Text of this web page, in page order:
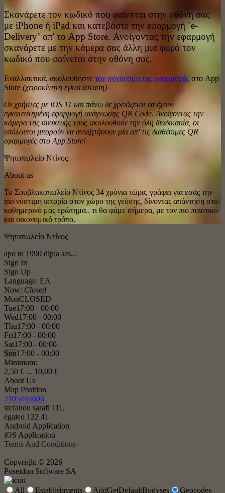
Σκανάρετε τον κωδικό που φαίνεται στην οθόνη σας
με iPhone ή iPad και κατεβάστε την εφαρμογή `e-
Delivery` απ' το App Store. Ανοίγοντας την εφαρμογή
σκανάρετε με την κάμερα σας άλλη μια φορά τον
κωδικό που φαίνεται στην οθόνη σας.
Εναλλακτικά, ακολουθήστε τον σύνδεσμο της εφαρμογής στο App
Store (χειροκίνητη εγκατάσταση)
Οι χρήστες με iOS 11 και πάνω δε χρειάζεται να έχουν
εγκατεστημένη εφαρμογή ανάγνωσης QR Code. Ανοίγοντας την
κάμερα της συσκευής τους ακολουθούν την όλη διαδικασία, οι
υπόλοιποι μπορούν να αναζητήσουν μία απ' τις διαθέσιμες QR
εφαρμογές στο App Store!
Ψητοπωλείο Ντίνος
About us
Το Σουβλακοπωλείο Ντίνος 34 χρόνια τώρα, γράφει για εσάς την
πιο νόστιμη ιστορία στον χώρο της γεύσης, δίνοντας απάντηση στο
καθημερινό μας ερώτημα.. τι θα φάμε σήμερα, με τον πιο ποιοτικό
και οικονομικό τρόπο.
Ψητοπωλείο Ντίνος
apo to 1990 dipla sas...
Sign In
Sign Up
Language: ΕΛ
Now: Closed
MonCLOSED
Tue17:00 - 00:00
Wed17:00 - 00:00
Thu17:00 - 00:00
Fri17:00 - 00:00
Sat17:00 - 00:00
Sun17:00 - 00:00
Minimum:
2,50 € ... 10,00 €
About Us
Map Position
2105444606
stefanou sarafi 111,
egaleo 122 41
Android Application
iOS Application
Terms And Conditions
Copyright © 2026
Poseidon Software SA
All Establishments AddGetDefaultBodyses Geocodes